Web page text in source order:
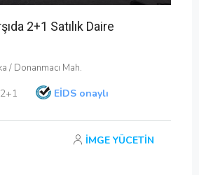
2+1 Satılık Daire
/ Donanmacı Mah.
2+1 EİDS onaylı
İMGE YÜCETİN